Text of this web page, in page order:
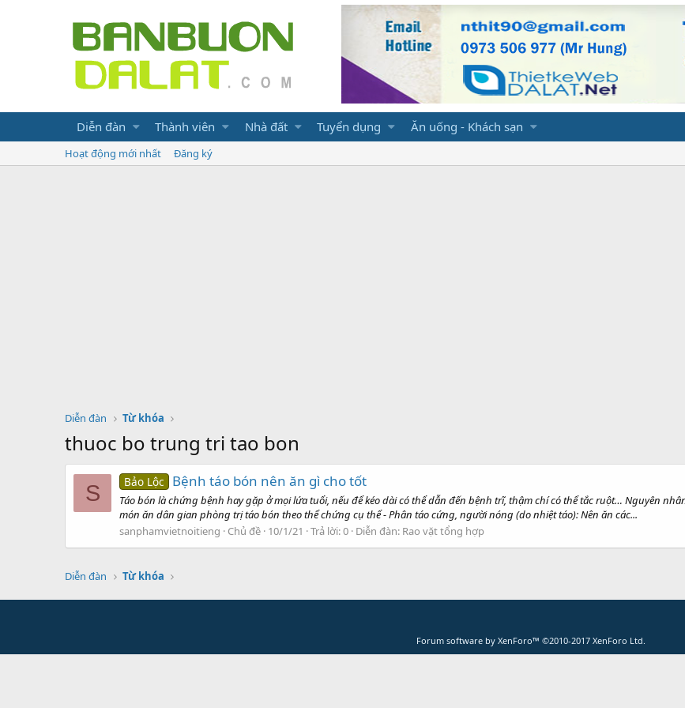
Diễn đàn Thành viên Nhà đất Tuyển dụng Ăn uống - Khách sạn
Hoạt động mới nhất Đăng ký
Diễn đàn Từ khóa
thuoc bo trung tri tao bon
S Bảo Lộc Bệnh táo bón nên ăn gì cho tốt
Táo bón là chứng bệnh hay gặp ở mọi lứa tuổi, nếu để kéo dài có thể dẫn đến bệnh trĩ, thậm chí có thể tắc ruột… Nguyên
món ăn dân gian phòng trị táo bón theo thể chứng cụ thể - Phân táo cứng, người nóng (do nhiệt táo): Nên ăn các...
sanphamvietnoitieng
Chủ đề 10/1/21 Trả lời: 0 Diễn đàn: Rao vặt tổng hợp
Diễn đàn Từ khóa
Forum software by XenForo™ ©2010-2017 XenForo Ltd.